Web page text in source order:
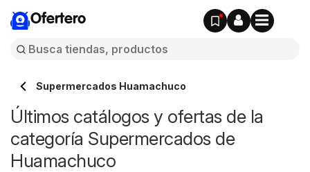
Ofertero
Supermercados Huamachuco
Últimos catálogos y ofertas de la
categoría Supermercados de
Huamachuco